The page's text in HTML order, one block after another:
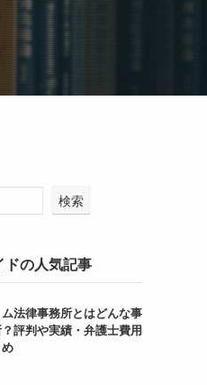
検索
ドの人気記事
ム法律事務所とはどんな事
評判や実績・弁護士費用
め